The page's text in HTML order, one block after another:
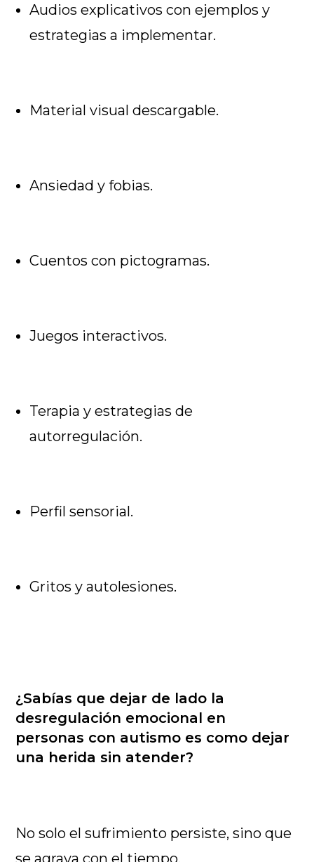
Audios explicativos con ejemplos y
estrategias a implementar.
Material visual descargable.
Ansiedad y fobias.
Cuentos con pictogramas.
Juegos interactivos.
Terapia y estrategias de
autorregulación.
Perfil sensorial.
Gritos y autolesiones.
¿Sabías que dejar de lado la
desregulación emocional en
personas con autismo es como dejar
una herida sin atender?
No solo el sufrimiento persiste, sino que
se agrava con el tiempo.